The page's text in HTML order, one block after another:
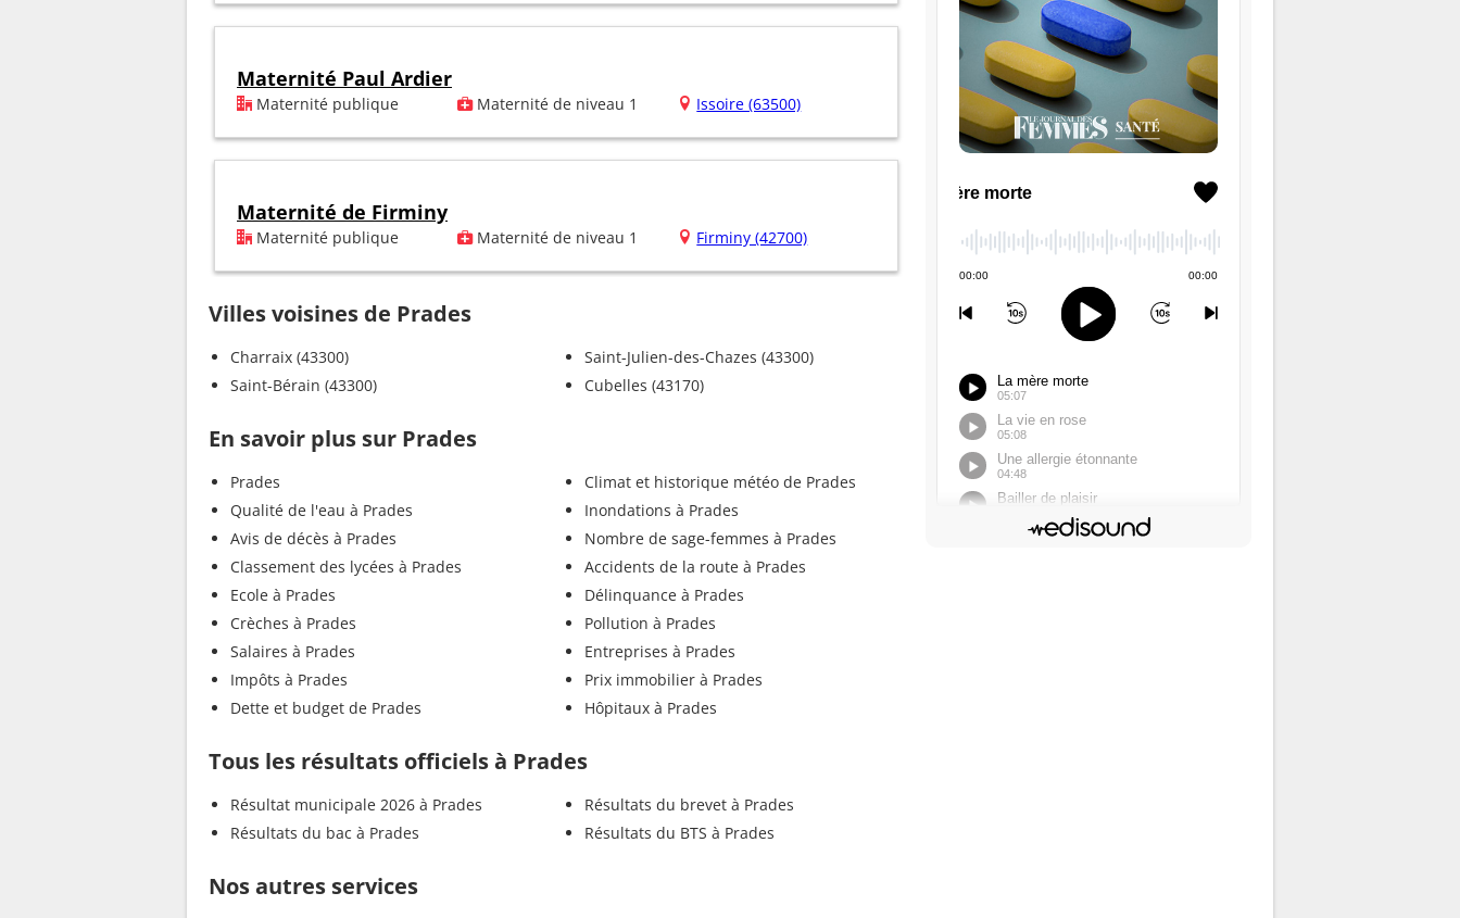
Maternité Paul Ardier
Maternité publique Maternité de niveau 1 Issoire (63500)
Maternité de Firminy
Maternité publique Maternité de niveau 1 Firminy (42700)
Villes voisines de Prades
Charraix (43300)
Saint-Bérain (43300)
Saint-Julien-des-Chazes (43300)
Cubelles (43170)
En savoir plus sur Prades
Prades
Qualité de l'eau à Prades
Avis de décès à Prades
Classement des lycées à Prades
Ecole à Prades
Crèches à Prades
Salaires à Prades
Impôts à Prades
Dette et budget de Prades
Climat et historique météo de Prades
Inondations à Prades
Nombre de sage-femmes à Prades
Accidents de la route à Prades
Délinquance à Prades
Pollution à Prades
Entreprises à Prades
Prix immobilier à Prades
Hôpitaux à Prades
Tous les résultats officiels à Prades
Résultat municipale 2026 à Prades
Résultats du bac à Prades
Résultats du brevet à Prades
Résultats du BTS à Prades
Nos autres services